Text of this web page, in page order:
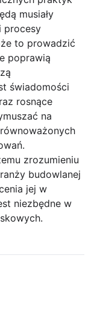
musiały
procesy
to prowadzić
poprawią
świadomości
rosnące
na
zrozumieniu
budowlanej
jej w
niezbędne w